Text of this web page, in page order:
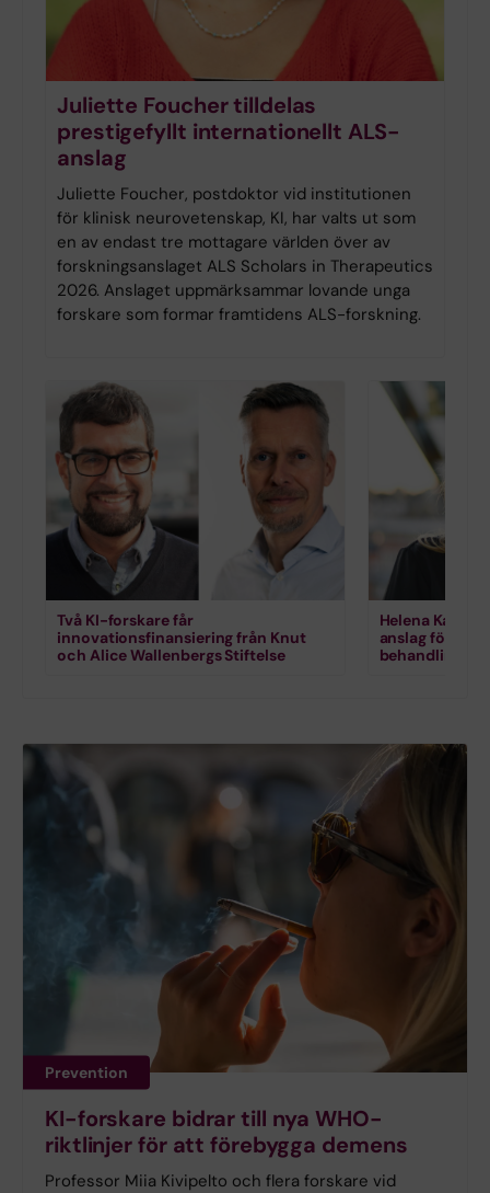
Juliette Foucher tilldelas
prestigefyllt internationellt ALS-
anslag
Juliette Foucher, postdoktor vid institutionen
för klinisk neurovetenskap, KI, har valts ut som
en av endast tre mottagare världen över av
forskningsanslaget ALS Scholars in Therapeutics
2026. Anslaget uppmärksammar lovande unga
forskare som formar framtidens ALS-forskning.
Två KI-forskare får
innovationsfinansiering från Knut
och Alice Wallenbergs Stiftelse
Helena
anslag för
behandling
Prevention
KI-forskare bidrar till nya WHO-
riktlinjer för att förebygga demens
Professor Miia Kivipelto och flera forskare vid